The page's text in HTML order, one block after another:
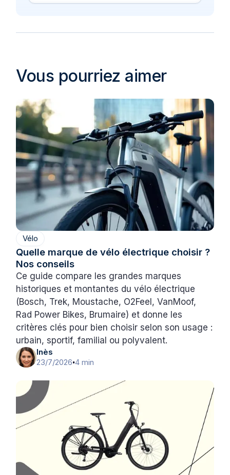
Vous pourriez aimer
Vélo
Quelle marque de vélo électrique choisir ?
Nos conseils
Ce guide compare les grandes marques
historiques et montantes du vélo électrique
(Bosch, Trek, Moustache, O2Feel, VanMoof,
Rad Power Bikes, Brumaire) et donne les
critères clés pour bien choisir selon son usage :
urbain, sportif, familial ou polyvalent.
Inès
23/7/2026•4 min